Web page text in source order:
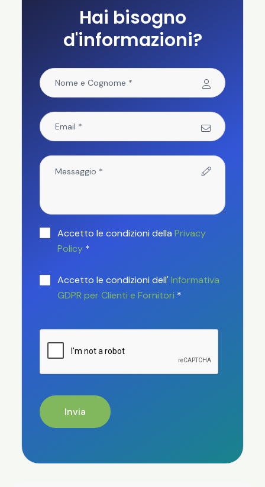
Hai bisogno
d'informazioni?
Accetto le condizioni della Privacy
Policy *
Accetto le condizioni dell' Informativa
GDPR per Clienti e Fornitori *
Invia